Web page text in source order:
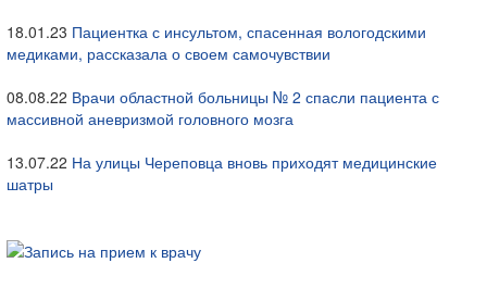
18.01.23 Пациентка с инсультом, спасенная вологодскими
медиками, рассказала о своем самочувствии
08.08.22 Врачи областной больницы № 2 спасли пациента с
массивной аневризмой головного мозга
13.07.22 На улицы Череповца вновь приходят медицинские
шатры